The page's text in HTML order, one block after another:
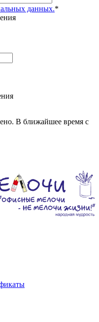
данных.*
В ближайшее время с